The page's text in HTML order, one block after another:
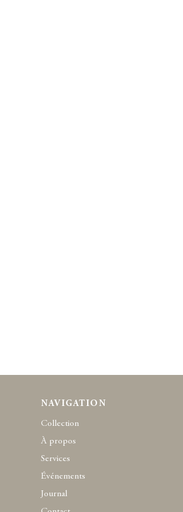
NAVIGATION
Collection
À propos
Services
Événements
Journal